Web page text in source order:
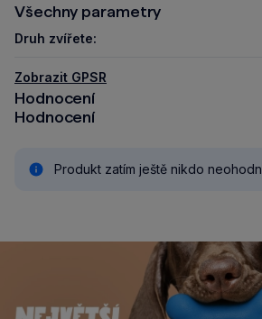
Všechny parametry
Druh zvířete:
Zobrazit GPSR
Hodnocení
Hodnocení
Produkt zatím ještě nikdo